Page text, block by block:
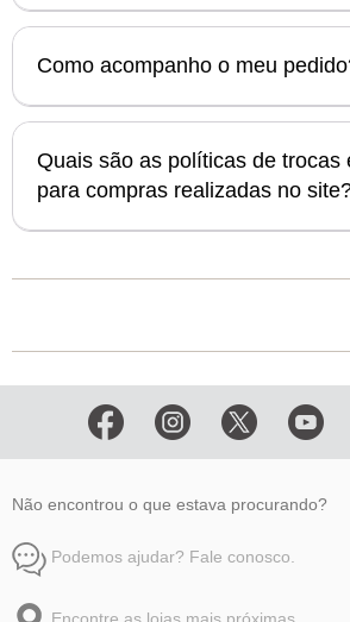
Como acompanho o meu
Quais são as políticas de trocas
para compras realizadas no
Não encontrou o que estava procurando?
Podemos ajudar? Fale conosco.